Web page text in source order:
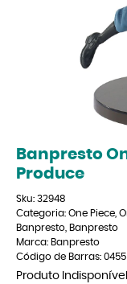
Banpresto
Produce
Sku: 32948
Categoria: One Piece
Banpresto Banpresto
Marca: Banpresto
Código de Barras:
Produto Indisponível